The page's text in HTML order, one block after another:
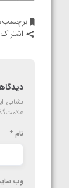
نشانی
نام *
وب‌